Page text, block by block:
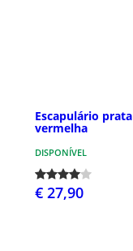
Escapulário
vermelha
DISPONÍVEL
€ 27,90